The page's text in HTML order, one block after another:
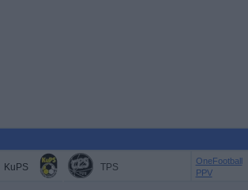
KuPS TPS
OneFootball
PPV